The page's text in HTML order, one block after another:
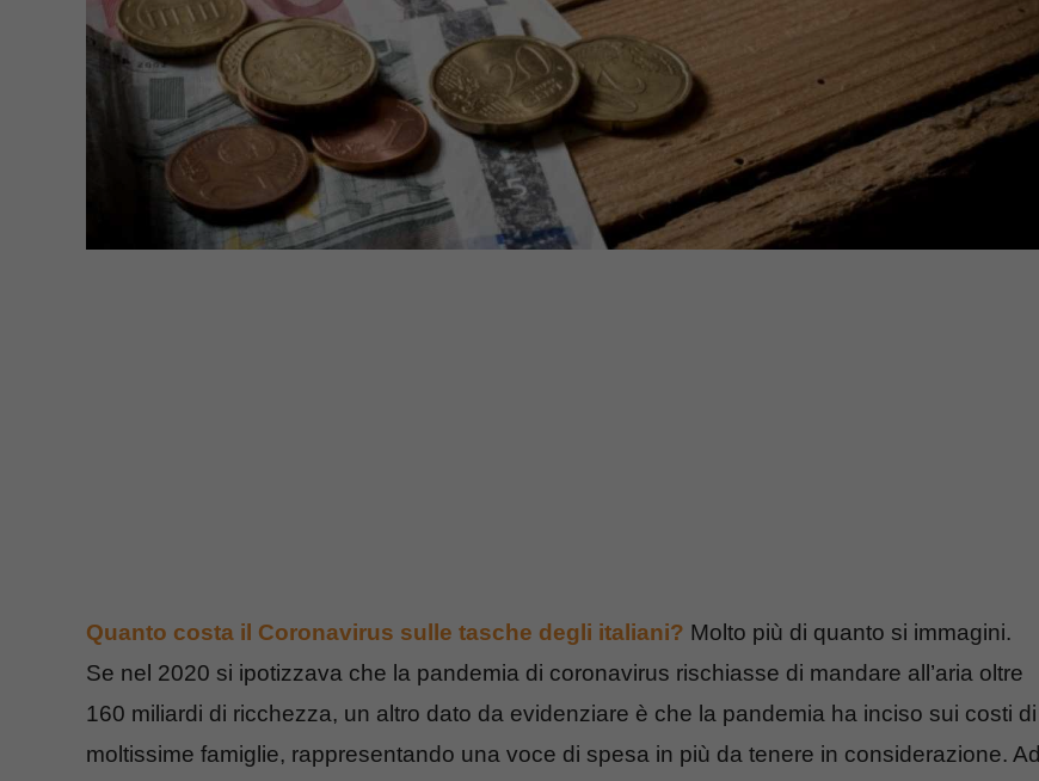
Quanto costa il Coronavirus sulle tasche degli italiani? Molto più di quanto si immagini.
Se nel 2020 si ipotizzava che la pandemia di coronavirus rischiasse di mandare all’aria oltre
160 miliardi di ricchezza, un altro dato da evidenziare è che la pandemia ha inciso sui costi di
moltissime famiglie, rappresentando una voce di spesa in più da tenere in considerazione. Ad